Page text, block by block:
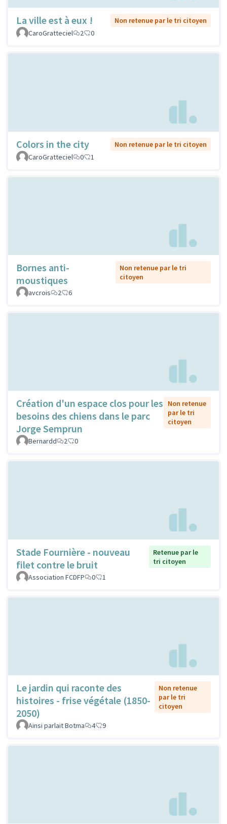
La ville est à eux !
Non retenue par le tri citoyen
CaroGratteciel
2 0
Colors in the city
Non retenue par le tri citoyen
CaroGratteciel
0 1
Bornes anti-
moustiques
Non retenue par le tri
citoyen
avcrois
2 6
Création d'un espace clos pour les
besoins des chiens dans le parc
Jorge Semprun
Non retenue
par le tri
citoyen
Bernardd 2 0
Stade Fournière - nouveau
filet contre le bruit
Retenue par le
tri citoyen
Association FCDFP
0 1
Le jardin qui raconte des
histoires - frise végétale (1850-
2050)
Non retenue
par le tri
citoyen
Ainsi parlait Botma 4 9